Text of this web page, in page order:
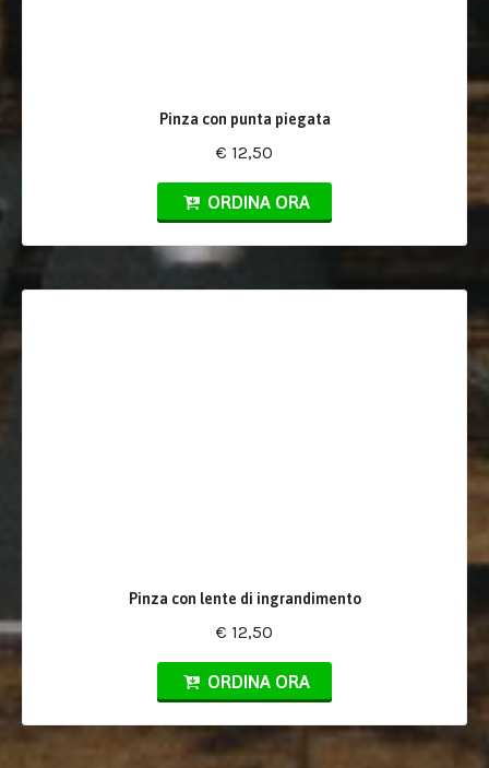
Pinza con punta piegata
€ 12,50
ORDINA ORA
Pinza con lente di ingrandimento
€ 12,50
ORDINA ORA